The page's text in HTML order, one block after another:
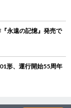
永遠の記憶』発売で
形、運行開始55周年